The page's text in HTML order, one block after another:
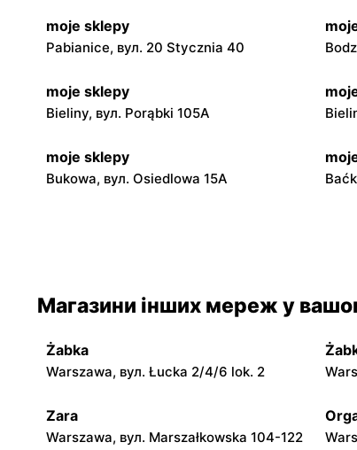
moje sklepy
Pabianice, вул. 20 Stycznia 40
moje sklepy
Bieliny, вул. Porąbki 105A
moje sklepy
Bukowa, вул. Osiedlowa 15A
Jadachy, вул. Jadachy 111
moje sklepy
Górki, вул. Górki 71
moje sklepy
Hyżne, вул. Hyżne 100
Магазини інших мереж у
Żabka
Warszawa, вул. Łucka 2/4/6 lok. 2
Zara
Warszawa, вул. Marszałkowska 104-122